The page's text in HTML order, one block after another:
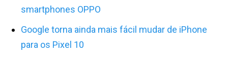
smartphones OPPO
Google torna ainda mais fácil mudar de iPhone
para os Pixel 10